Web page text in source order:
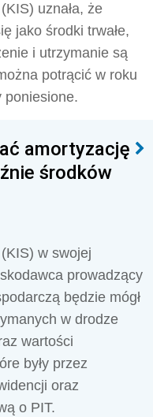
uznała, że
jako środki trwałe,
i utrzymanie są
potrącić w roku
poniesione.
amortyzację
środków
w swojej
prowadzący
będzie mógł
w drodze
wartości
były przez
oraz
o PIT.